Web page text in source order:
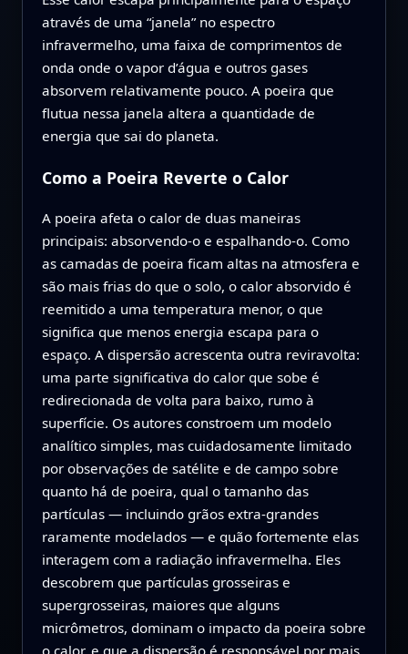
através de uma “janela” no espectro
infravermelho, uma faixa de comprimentos de
onda onde o vapor d’água e outros gases
absorvem relativamente pouco. A poeira que
flutua nessa janela altera a quantidade de
energia que sai do planeta.
Como a Poeira Reverte o Calor
A poeira afeta o calor de duas maneiras
principais: absorvendo-o e espalhando-o. Como
as camadas de poeira ficam altas na atmosfera e
são mais frias do que o solo, o calor absorvido é
reemitido a uma temperatura menor, o que
significa que menos energia escapa para o
espaço. A dispersão acrescenta outra reviravolta:
uma parte significativa do calor que sobe é
redirecionada de volta para baixo, rumo à
superfície. Os autores constroem um modelo
analítico simples, mas cuidadosamente limitado
por observações de satélite e de campo sobre
quanto há de poeira, qual o tamanho das
partículas — incluindo grãos extra-grandes
raramente modelados — e quão fortemente elas
interagem com a radiação infravermelha. Eles
descobrem que partículas grosseiras e
supergrosseiras, maiores que alguns
micrômetros, dominam o impacto da poeira sobre